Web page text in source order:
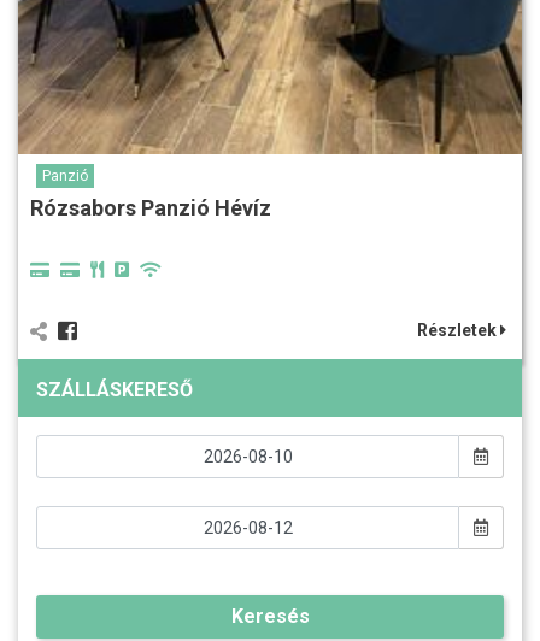
Panzió
Rózsabors Panzió Hévíz
Részletek
SZÁLLÁSKERESŐ
Keresés